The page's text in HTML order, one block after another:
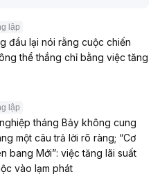
lập
đầu lại nói rằng cuộc chiến
thể thắng chỉ bằng việc tăng
lập
tháng Bảy không cung
một câu trả lời rõ ràng; “Cơ
bang Mới”: việc tăng lãi suất
vào lạm phát